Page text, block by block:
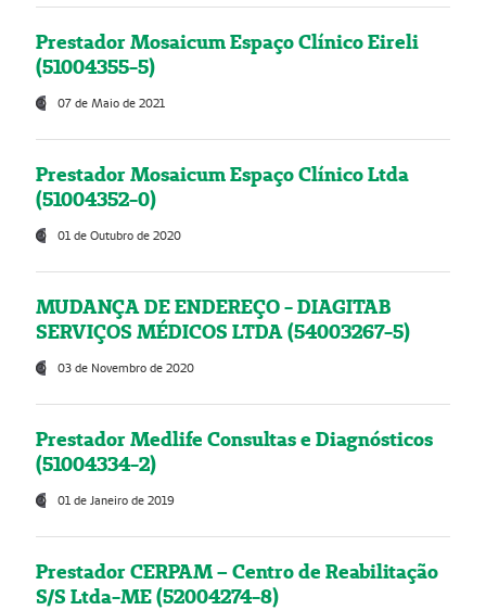
Prestador Mosaicum Espaço Clínico Eireli
(51004355-5)
07 de Maio de 2021
Prestador Mosaicum Espaço Clínico Ltda
(51004352-0)
01 de Outubro de 2020
MUDANÇA DE ENDEREÇO - DIAGITAB
SERVIÇOS MÉDICOS LTDA (54003267-5)
03 de Novembro de 2020
Prestador Medlife Consultas e Diagnósticos
(51004334-2)
01 de Janeiro de 2019
Prestador CERPAM – Centro de Reabilitação
S/S Ltda-ME (52004274-8)